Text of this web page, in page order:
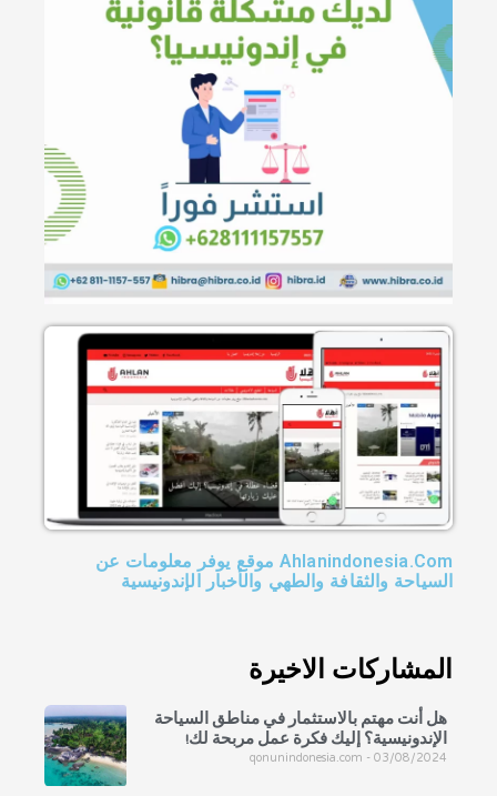
Ahlanindonesia.Com موقع يوفر معلومات عن
السياحة والثقافة والطهي والأخبار الإندونيسية
المشاركات الاخيرة
هل أنت مهتم بالاستثمار في مناطق السياحة
الإندونيسية؟ إليك فكرة عمل مربحة لك!
qonunindonesia.com 03/08/2024